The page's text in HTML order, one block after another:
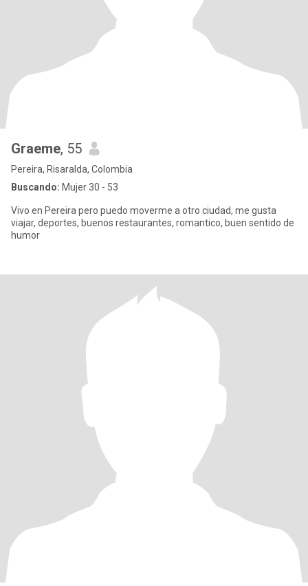
Graeme, 55
Pereira, Risaralda, Colombia
Buscando: Mujer 30 - 53
Vivo en Pereira pero puedo moverme a otro ciudad, me gusta
viajar, deportes, buenos restaurantes, romantico, buen sentido de
humor